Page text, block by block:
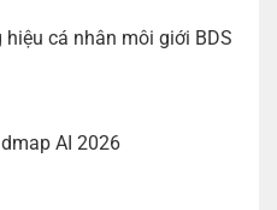
cá nhân môi giới BDS
AI 2026